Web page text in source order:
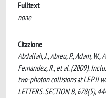
Fulltext
none
Citazione
Abdallah, J., Abreu, P., Adam, W.,
Fernandez, R., et al. (2009).
two-photon collisions at LEP II
LETTERS. SECTION B, 678(5),